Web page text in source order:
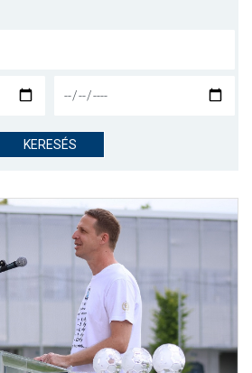
NYITÓLAP
AKADÉMIA
MÉRKŐZÉSEK
GALÉRIA
JELENTKEZÉS
ÉLMÉNYEK
VEZETŐSÉG
KERESÉS